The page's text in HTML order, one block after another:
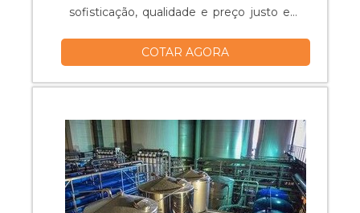
sofisticação, qualidade e preço justo em
misturador, com os colaboradores da
benefício com equipamentos específicos
mais diversos tipos de prod...
COTAR AGORA